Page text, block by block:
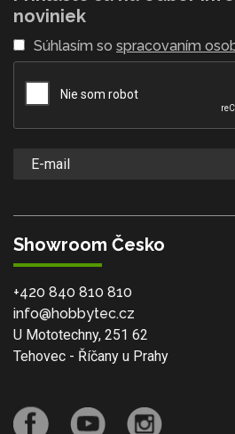
noviniek
Súhlasím so spracovaním
Showroom Česko
+420 840 810 810
info@hobbytec.cz
U Mototechny, 251 62
Tehovec - Říčany u Prahy